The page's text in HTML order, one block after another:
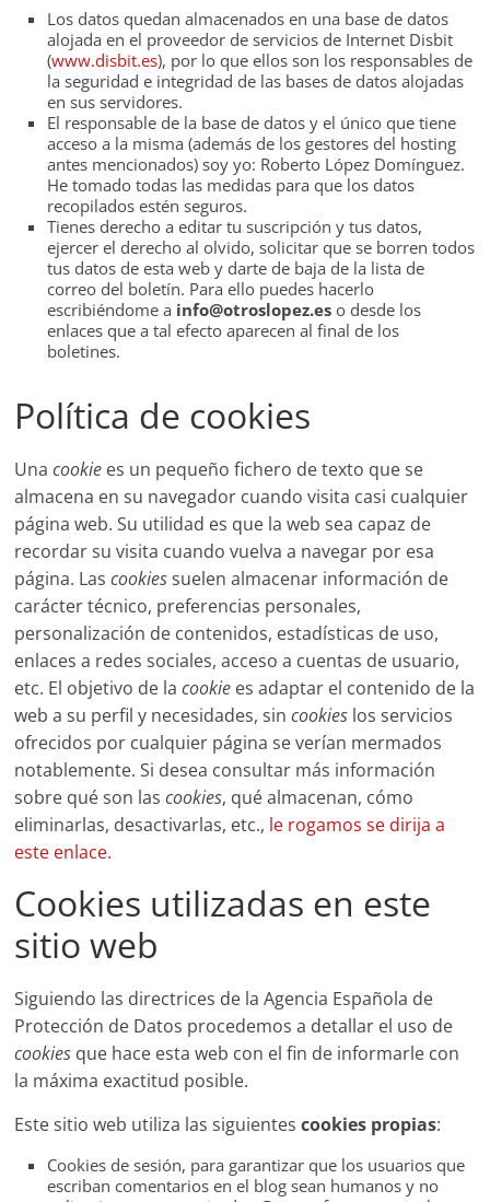
Los datos quedan almacenados en una base de datos
alojada en el proveedor de servicios de Internet Disbit
(www.disbit.es), por lo que ellos son los responsables de
la seguridad e integridad de las bases de datos alojadas
en sus servidores.
El responsable de la base de datos y el único que tiene
acceso a la misma (además de los gestores del hosting
antes mencionados) soy yo: Roberto López Domínguez.
He tomado todas las medidas para que los datos
recopilados estén seguros.
Tienes derecho a editar tu suscripción y tus datos,
ejercer el derecho al olvido, solicitar que se borren todos
tus datos de esta web y darte de baja de la lista de
correo del boletín. Para ello puedes hacerlo
escribiéndome a info@otroslopez.es o desde los
enlaces que a tal efecto aparecen al final de los
boletines.
Política de cookies
Unacookie es un pequeño fichero de texto que se
almacena en su navegador cuando visita casi cualquier
página web. Su utilidad es que la web sea capaz de
recordar su visita cuando vuelva a navegar por esa
página. Lascookiessuelen almacenar información de
carácter técnico, preferencias personales,
personalización de contenidos, estadísticas de uso,
enlaces a redes sociales, acceso a cuentas de usuario,
etc. El objetivo de lacookie es adaptar el contenido de la
web a su perfil y necesidades, sincookies los servicios
ofrecidos por cualquier página se verían mermados
notablemente. Si desea consultar más información
sobre qué son lascookies, qué almacenan, cómo
eliminarlas, desactivarlas, etc., le rogamos se dirija a
este enlace.
Cookies utilizadas en este
sitio web
Siguiendo las directrices de la Agencia Española de
Protección de Datos procedemos a detallar el uso de
cookies que hace esta web con el fin de informarle con
la máxima exactitud posible.
Este sitio web utiliza las siguientescookies propias:
Cookies de sesión, para garantizar que los usuarios que
escriban comentarios en el blog sean humanos y no